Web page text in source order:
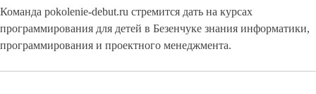
Команда pokolenie-debut.ru стремится дать на курсах
программирования для детей в Безенчуке знания информатики,
программирования и проектного менеджмента.